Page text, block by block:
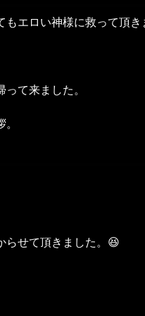
エロい神様に救って頂き
て来ました。
らせて頂きました。😆